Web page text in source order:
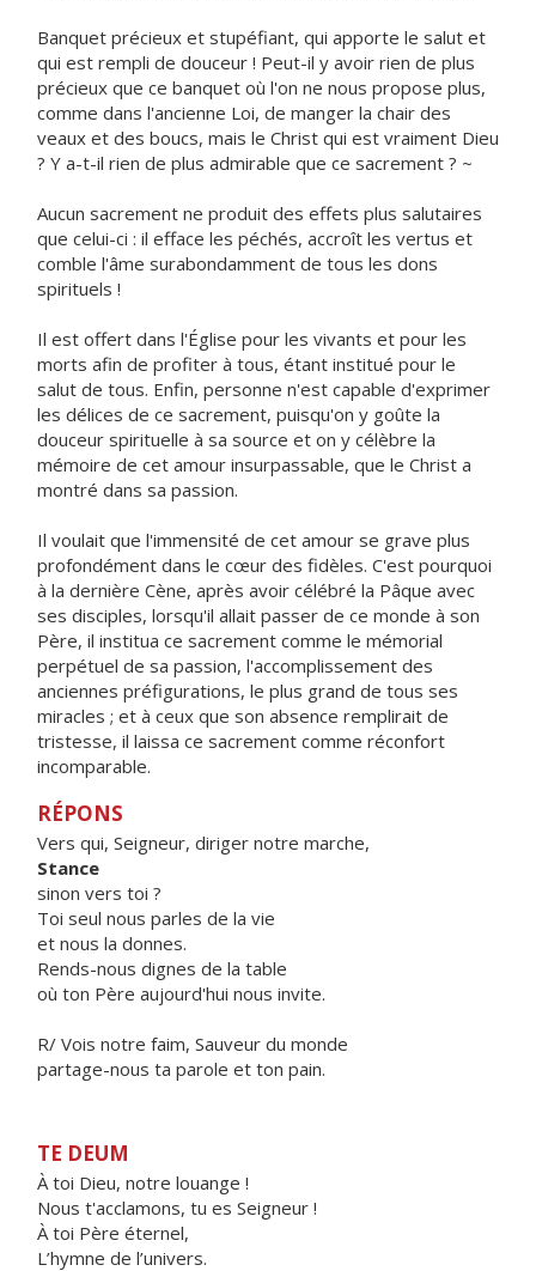
Banquet précieux et stupéfiant, qui apporte le salut et
qui est rempli de douceur ! Peut-il y avoir rien de plus
précieux que ce banquet où l'on ne nous propose plus,
comme dans l'ancienne Loi, de manger la chair des
veaux et des boucs, mais le Christ qui est vraiment Dieu
? Y a-t-il rien de plus admirable que ce sacrement ? ~
Aucun sacrement ne produit des effets plus salutaires
que celui-ci : il efface les péchés, accroît les vertus et
comble l'âme surabondamment de tous les dons
spirituels !
Il est offert dans l'Église pour les vivants et pour les
morts afin de profiter à tous, étant institué pour le
salut de tous. Enfin, personne n'est capable d'exprimer
les délices de ce sacrement, puisqu'on y goûte la
douceur spirituelle à sa source et on y célèbre la
mémoire de cet amour insurpassable, que le Christ a
montré dans sa passion.
Il voulait que l'immensité de cet amour se grave plus
profondément dans le cœur des fidèles. C'est pourquoi
à la dernière Cène, après avoir célébré la Pâque avec
ses disciples, lorsqu'il allait passer de ce monde à son
Père, il institua ce sacrement comme le mémorial
perpétuel de sa passion, l'accomplissement des
anciennes préfigurations, le plus grand de tous ses
miracles ; et à ceux que son absence remplirait de
tristesse, il laissa ce sacrement comme réconfort
incomparable.
RÉPONS
Vers qui, Seigneur, diriger notre marche,
Stance
sinon vers toi ?
Toi seul nous parles de la vie
et nous la donnes.
Rends-nous dignes de la table
où ton Père aujourd'hui nous invite.
R/ Vois notre faim, Sauveur du monde
partage-nous ta parole et ton pain.
TE DEUM
À toi Dieu, notre louange !
Nous t'acclamons, tu es Seigneur !
À toi Père éternel,
L’hymne de l’univers.